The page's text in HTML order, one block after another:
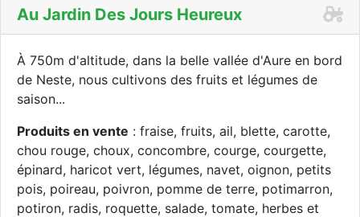
Au Jardin Des Jours Heureux
À 750m d'altitude, dans la belle vallée d'Aure en bord
de Neste, nous cultivons des fruits et légumes de
saison...
Produits en vente : fraise, fruits, ail, blette, carotte,
chou rouge, choux, concombre, courge, courgette,
épinard, haricot vert, légumes, navet, oignon, petits
pois, poireau, poivron, pomme de terre, potimarron,
potiron, radis, roquette, salade, tomate, herbes et